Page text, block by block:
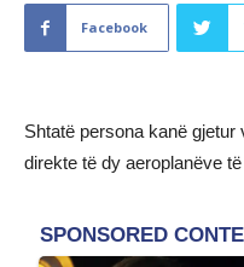
Facebook
Shtatë persona kanë
direkte të dy aeroplanëve